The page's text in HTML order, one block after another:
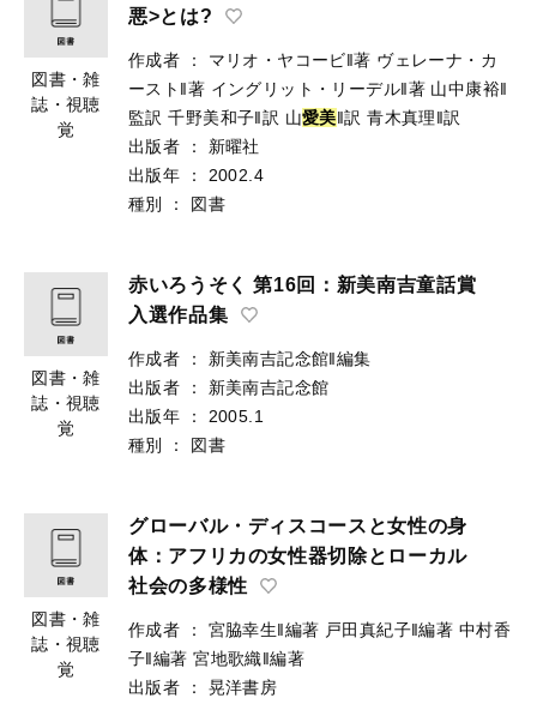
図書・雑
誌・視聴
覚
悪>とは?
作成者 ： マリオ・ヤコービ‖著 ヴェレーナ・カ
ースト‖著 イングリット・リーデル‖著 山中康裕‖
監訳 千野美和子‖訳 山愛美‖訳 青木真理‖訳
出版者
：
新曜社
出版年
：
2002.4
種別
： 図書
図書・雑
誌・視聴
覚
赤いろうそく 第16回：新美南吉童話賞
入選作品集
作成者 ：
新美南吉記念館‖編集
出版者
：
新美南吉記念館
出版年
：
2005.1
種別
： 図書
図書・雑
誌・視聴
覚
グローバル・ディスコースと女性の身
体：アフリカの女性器切除とローカル
社会の多様性
作成者 ： 宮脇幸生‖編著 戸田真紀子‖編著 中村香
子‖編著 宮地歌織‖編著
出版者
：
晃洋書房